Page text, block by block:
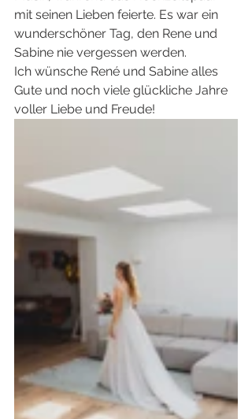
mit seinen Lieben feierte. Es war ein
wunderschöner Tag, den Rene und
Sabine nie vergessen werden.
Ich wünsche René und Sabine alles
Gute und noch viele glückliche Jahre
voller Liebe und Freude!